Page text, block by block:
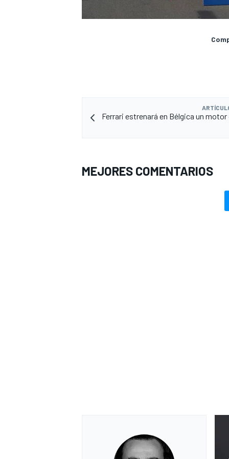
Ferrari estrenará en Bélgica un motor
MEJORES COMENTARIOS